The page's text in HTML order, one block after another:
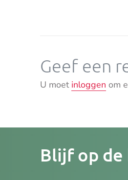
Geef een
U moet inloggen om
Blijf op